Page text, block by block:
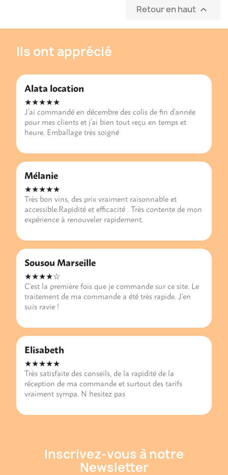
Retour en haut 
Ils ont apprécié
Alata location
★★★★★
J’ai commandé en décembre des colis de fin d’année
pour mes clients et j’ai bien tout reçu en temps et
heure. Emballage très soigné
Mélanie
★★★★★
Très bon vins, des prix vraiment raisonnable et
accessible.Rapidité et efficacité . Très contente de mon
expérience à renouveler rapidement.
Sousou Marseille
★★★★☆
C’est la première fois que je commande sur ce site. Le
traitement de ma commande a été très rapide. J’en
suis ravie !
Elisabeth
★★★★★
Très satisfaite des conseils, de la rapidité de la
réception de ma commande et surtout des tarifs
vraiment sympa. N hesitez pas
Inscrivez-vous à notre
Newsletter